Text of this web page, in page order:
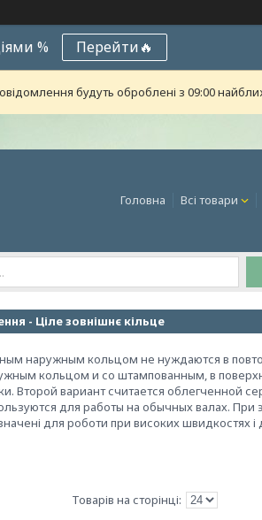
% Перейти🔥
будуть оброблені з 09:00
Головна Всі товари
- Ціле зовнішнє кільце
наружным кольцом не нуждаются в
кольцом и со штампованным, в
Второй вариант считается облегченной
для работы на обычных валах. При
для роботи при високих швидкостях